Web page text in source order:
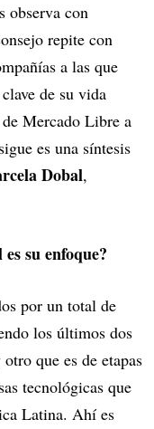
observa con
repite con
a las que
de su vida
Mercado Libre a
es una síntesis
Dobal,
su enfoque?
por un total de
los últimos dos
otro que es de etapas
tecnológicas que
Latina. Ahí es